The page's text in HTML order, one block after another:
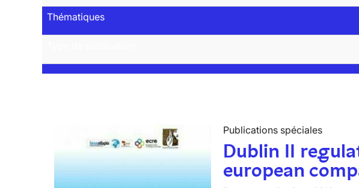
Thématiques
Publications spéciales
Dublin II
european